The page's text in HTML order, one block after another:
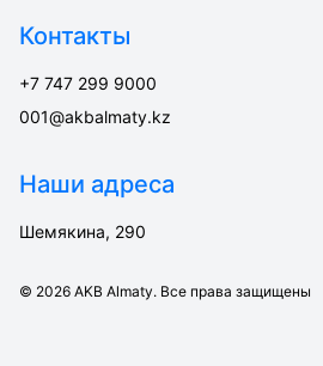
Контакты
+7 747 299 9000
001@akbalmaty.kz
Наши адреса
Шемякина, 290
© 2026 AKB Almaty. Все права защищены